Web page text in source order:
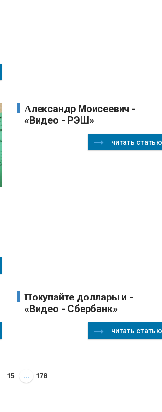
Александр Моисеевич -
«Видео - РЭШ»
читать статью
Покупайте доллары и -
«Видео - Сбербанк»
читать статью
15 ... 178